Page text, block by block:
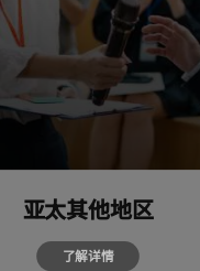
亚太其他地区
了解详情